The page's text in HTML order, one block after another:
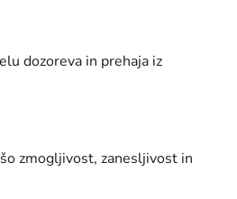
dozoreva in prehaja iz
zmogljivost, zanesljivost in